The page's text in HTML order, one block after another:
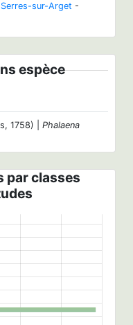
Serres-sur-Arget -
espèce
1758) | Phalaena
par classes